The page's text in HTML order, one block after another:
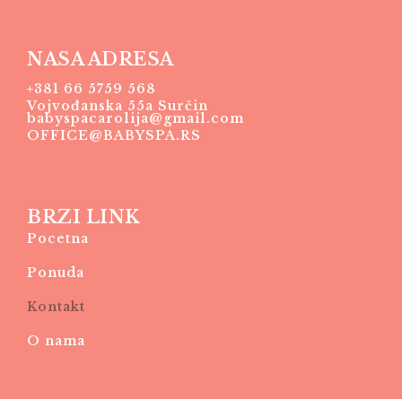
NASA ADRESA
+381 66 5759 568
Vojvođanska 55a Surčin
babyspacarolija@gmail.com
OFFICE@BABYSPA.RS
BRZI LINK
Pocetna
Ponuda
Kontakt
O nama